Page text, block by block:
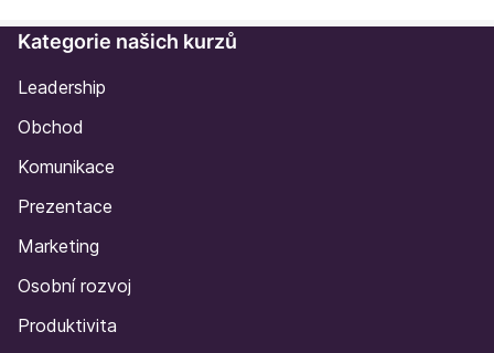
Kategorie našich kurzů
Leadership
Obchod
Komunikace
Prezentace
Marketing
Osobní rozvoj
Produktivita